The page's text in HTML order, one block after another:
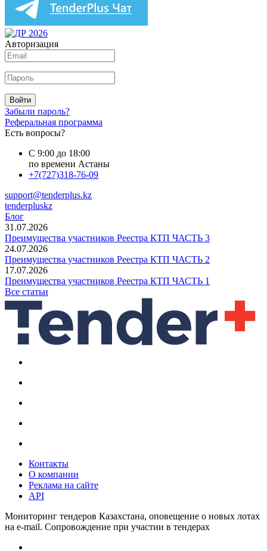
Авторизация
Войти
Забыли пароль?
Реферальная программа
Есть вопросы?
С 9:00 до 18:00
по времени Астаны
+7(727)318-76-09
support@tenderplus.kz
tenderpluskz
Блог
31.07.2026
Преимущества участников Реестра КТП ЧАСТЬ 3
24.07.2026
Преимущества участников Реестра КТП ЧАСТЬ 2
17.07.2026
Преимущества участников Реестра КТП ЧАСТЬ 1
Все статьи
Контакты
О компании
Реклама на сайте
API
Мониторинг тендеров Казахстана, оповещение о новых лотах
на e-mail. Сопровождение при участии в тендерах